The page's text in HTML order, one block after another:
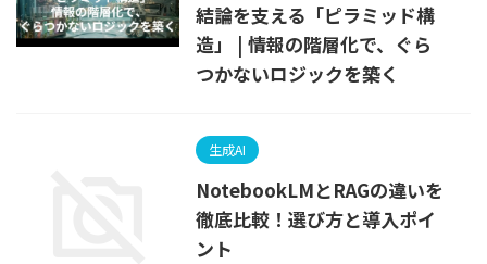
結論を支える「ピラミッド構
造」 | 情報の階層化で、ぐら
つかないロジックを築く
生成AI
NotebookLMとRAGの違いを
徹底比較！選び方と導入ポイ
ント